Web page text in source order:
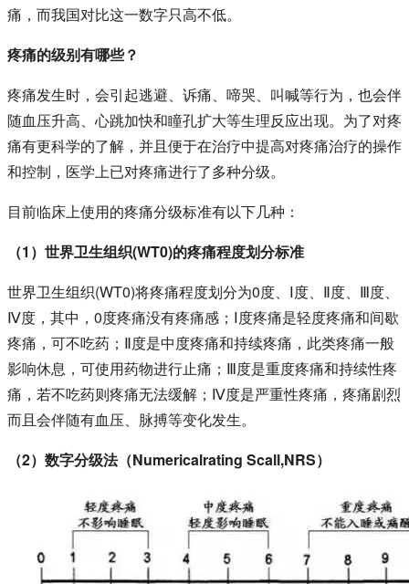
痛，而我国对比这一数字只高不低。
疼痛的级别有哪些？
疼痛发生时，会引起逃避、诉痛、啼哭、叫喊等行为，也会伴
随血压升高、心跳加快和瞳孔扩大等生理反应出现。为了对疼
痛有更科学的了解，并且便于在治疗中提高对疼痛治疗的操作
和控制，医学上已对疼痛进行了多种分级。
目前临床上使用的疼痛分级标准有以下几种：
（1）世界卫生组织(WT0)的疼痛程度划分标准
世界卫生组织(WT0)将疼痛程度划分为0度、Ⅰ度、Ⅱ度、Ⅲ度、
Ⅳ度，其中，0度疼痛没有疼痛感；Ⅰ度疼痛是轻度疼痛和间歇
疼痛，可不吃药；Ⅱ度是中度疼痛和持续疼痛，此类疼痛一般
影响休息，可使用药物进行止痛；Ⅲ度是重度疼痛和持续性疼
痛，若不吃药则疼痛无法缓解；Ⅳ度是严重性疼痛，疼痛剧烈
而且会伴随有血压、脉搏等变化发生。
（2）数字分级法（Numericalrating Scall,NRS）